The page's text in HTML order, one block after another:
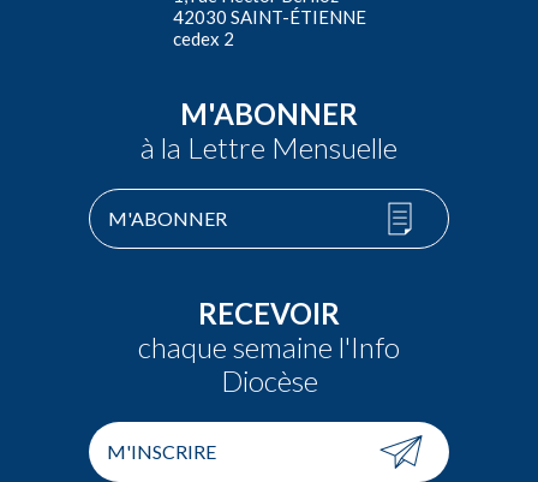
42030 SAINT-ÉTIENNE
cedex 2
M'ABONNER
à la Lettre Mensuelle
M'ABONNER
RECEVOIR
chaque semaine l'Info
Diocèse
M'INSCRIRE